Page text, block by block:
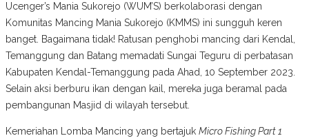
Ucenger’s Mania Sukorejo (WUM’S) berkolaborasi dengan
Komunitas Mancing Mania Sukorejo (KMMS) ini sungguh keren
banget. Bagaimana tidak! Ratusan penghobi mancing dari Kendal,
Temanggung dan Batang memadati Sungai Teguru di perbatasan
Kabupaten Kendal-Temanggung pada Ahad, 10 September 2023.
Selain aksi berburu ikan dengan kail, mereka juga beramal pada
pembangunan Masjid di wilayah tersebut.
Kemeriahan Lomba Mancing yang bertajuk Micro Fishing Part 1